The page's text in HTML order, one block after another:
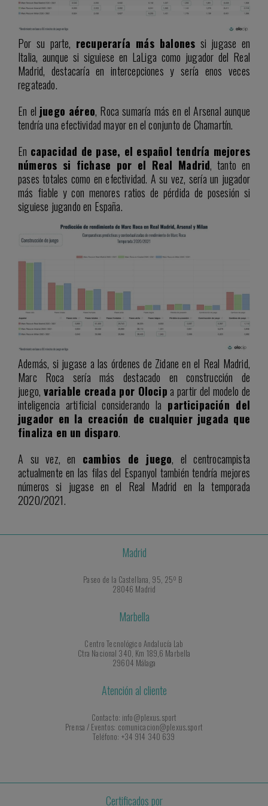
Por su parte, recuperaría más balones si jugase en
Italia, aunque si siguiese en LaLiga como jugador del Real
Madrid, destacaría en intercepciones y sería enos veces
regateado.
En el juego aéreo, Roca sumaría más en el Arsenal aunque
tendría una efectividad mayor en el conjunto de Chamartín.
En capacidad de pase, el español tendría mejores
números si fichase por el Real Madrid, tanto en
pases totales como en efectividad. A su vez, sería un jugador
más fiable y con menores ratios de pérdida de posesión si
siguiese jugando en España.
Además, si jugase a las órdenes de Zidane en el Real Madrid,
Marc Roca sería más destacado en construcción de
juego, variable creada por Olocipa partir del modelo de
inteligencia artificial considerando la participación del
jugador en la creación de cualquier jugada que
finaliza en un disparo.
A su vez, en cambios de juego, el centrocampista
actualmente en las filas del Espanyol también tendría mejores
números si jugase en el Real Madrid en la temporada
2020/2021.
Madrid
Paseo de la Castellana, 95, 25º B
28046 Madrid
Marbella
Centro Tecnológico Andalucía Lab
Ctra Nacional 340, Km 189,6 Marbella
29604 Málaga
Atención al cliente
Contacto: info@plexus.sport
Prensa / Eventos: comunicacion@plexus.sport
Teléfono: +34 914 340 639
Certificados por